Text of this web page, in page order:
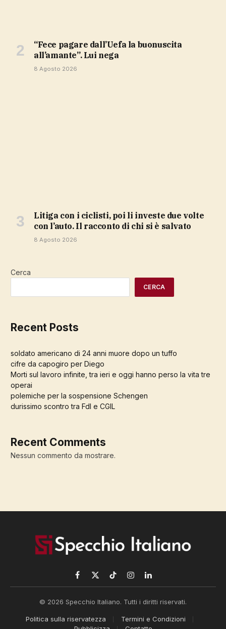
“Fece pagare dall’Uefa la buonuscita
all’amante”. Lui nega
8 Agosto 2026
Litiga con i ciclisti, poi li investe due volte
con l’auto. Il racconto di chi si è salvato
8 Agosto 2026
Cerca
CERCA
Recent Posts
soldato americano di 24 anni muore dopo un tuffo
cifre da capogiro per Diego
Morti sul lavoro infinite, tra ieri e oggi hanno perso la vita tre
operai
polemiche per la sospensione Schengen
durissimo scontro tra FdI e CGIL
Recent Comments
Nessun commento da mostrare.
Facebook
X
TikTokInstagramLinkedIn
© 2026 Specchio Italiano. Tutti i diritti riservati.
Politica sulla riservatezza
Termini e Condizioni